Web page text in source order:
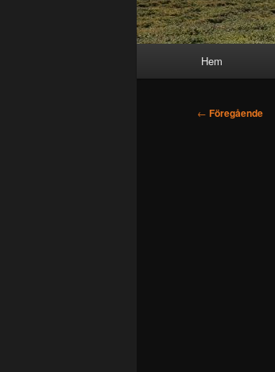
Hem
← Föregående